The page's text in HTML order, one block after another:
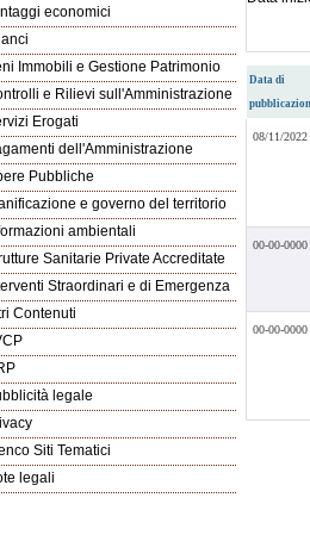
Data di
08/11/2022
00-00-0000
00-00-0000
economici
Immobili e Gestione Patrimonio
e Rilievi sull'Amministrazione
Erogati
dell'Amministrazione
Pubbliche
e governo del territorio
ambientali
Sanitarie Private Accreditate
Straordinari e di Emergenza
Contenuti
legale
Siti Tematici
legali